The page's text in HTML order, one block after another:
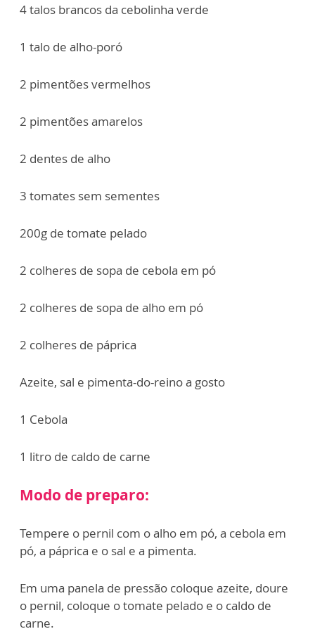
4 talos brancos da cebolinha verde
1 talo de alho-poró
2 pimentões vermelhos
2 pimentões amarelos
2 dentes de alho
3 tomates sem sementes
200g de tomate pelado
2 colheres de sopa de cebola em pó
2 colheres de sopa de alho em pó
2 colheres de páprica
Azeite, sal e pimenta-do-reino a gosto
1 Cebola
1 litro de caldo de carne
Modo de preparo:
Tempere o pernil com o alho em pó, a cebola em
pó, a páprica e o sal e a pimenta.
Em uma panela de pressão coloque azeite, doure
o pernil, coloque o tomate pelado e o caldo de
carne.